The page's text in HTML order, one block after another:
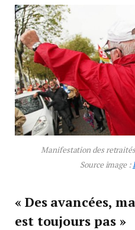
Manifestation des
Source image :
« Des avancées,
est toujours pas »